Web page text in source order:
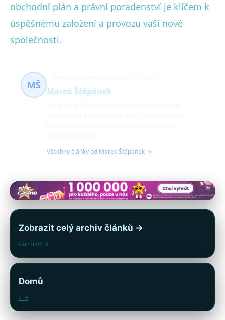
obchodní plán a právní poradenství je klíčem k
úspěšnému založení a provozu vaší nové
společnosti.
MŠ
Marek Štěpánek
Všechny články od Marek Štěpánek →
Zobrazit celý archiv článků →
/archiv/ →
Domů
/ →